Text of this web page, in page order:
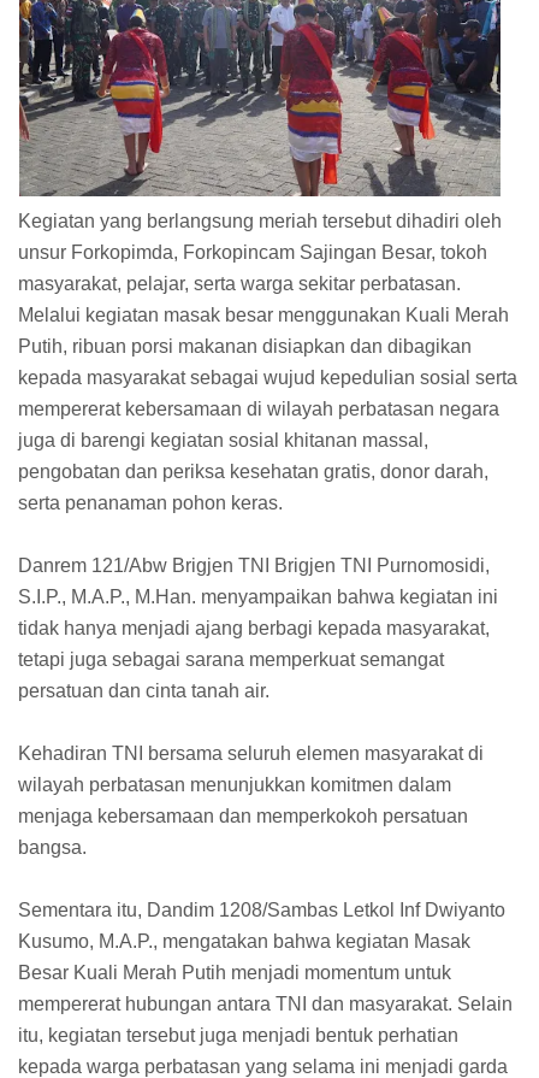
Kegiatan yang berlangsung meriah tersebut dihadiri oleh
unsur Forkopimda, Forkopincam Sajingan Besar, tokoh
masyarakat, pelajar, serta warga sekitar perbatasan.
Melalui kegiatan masak besar menggunakan Kuali Merah
Putih, ribuan porsi makanan disiapkan dan dibagikan
kepada masyarakat sebagai wujud kepedulian sosial serta
mempererat kebersamaan di wilayah perbatasan negara
juga di barengi kegiatan sosial khitanan massal,
pengobatan dan periksa kesehatan gratis, donor darah,
serta penanaman pohon keras.
Danrem 121/Abw Brigjen TNI Brigjen TNI Purnomosidi,
S.I.P., M.A.P., M.Han. menyampaikan bahwa kegiatan ini
tidak hanya menjadi ajang berbagi kepada masyarakat,
tetapi juga sebagai sarana memperkuat semangat
persatuan dan cinta tanah air.
Kehadiran TNI bersama seluruh elemen masyarakat di
wilayah perbatasan menunjukkan komitmen dalam
menjaga kebersamaan dan memperkokoh persatuan
bangsa.
Sementara itu, Dandim 1208/Sambas Letkol Inf Dwiyanto
Kusumo, M.A.P., mengatakan bahwa kegiatan Masak
Besar Kuali Merah Putih menjadi momentum untuk
mempererat hubungan antara TNI dan masyarakat. Selain
itu, kegiatan tersebut juga menjadi bentuk perhatian
kepada warga perbatasan yang selama ini menjadi garda